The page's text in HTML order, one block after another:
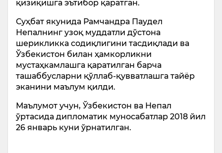
қизиқишга эътибор қаратган.
Суҳбат якунида Рамчандра Паудел
Непалнинг узоқ муддатли дўстона
шерикликка содиқлигини тасдиқлади ва
Ўзбекистон билан ҳамкорликни
мустаҳкамлашга қаратилган барча
ташаббусларни қўллаб-қувватлашга тайёр
эканини маълум қилди.
Маълумот учун, Ўзбекистон ва Непал
ўртасида дипломатик муносабатлар 2018 йил
26 январь куни ўрнатилган.